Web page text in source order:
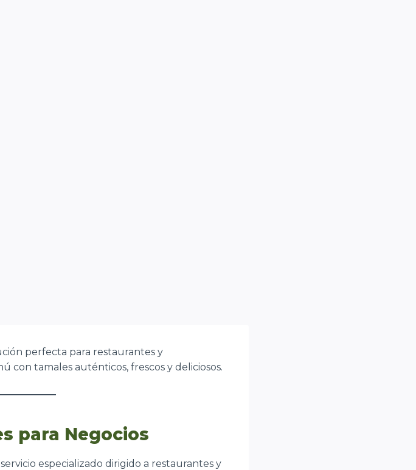
perfecta para restaurantes y
con tamales auténticos, frescos y deliciosos.
para Negocios
especializado dirigido a restaurantes y